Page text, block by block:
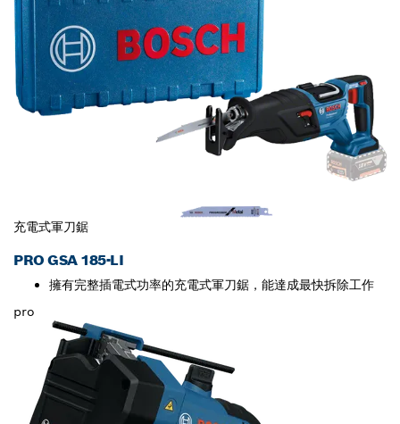
充電式軍刀鋸
PRO GSA 185-LI
擁有完整插電式功率的充電式軍刀鋸，能達成最快拆除工作
pro